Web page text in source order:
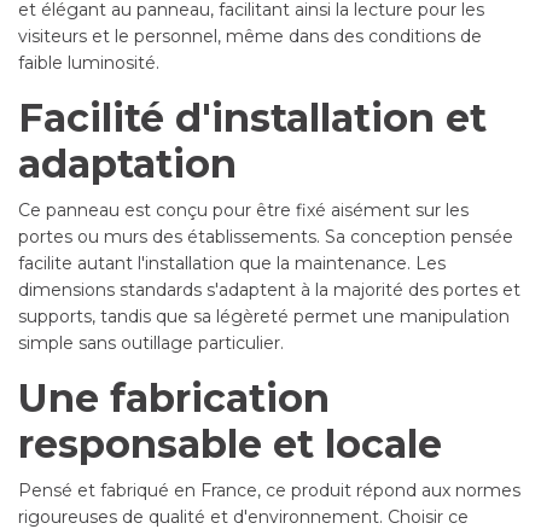
et élégant au panneau, facilitant ainsi la lecture pour les
visiteurs et le personnel, même dans des conditions de
faible luminosité.
Facilité d'installation et
adaptation
Ce panneau est conçu pour être fixé aisément sur les
portes ou murs des établissements. Sa conception pensée
facilite autant l'installation que la maintenance. Les
dimensions standards s'adaptent à la majorité des portes et
supports, tandis que sa légèreté permet une manipulation
simple sans outillage particulier.
Une fabrication
responsable et locale
Pensé et fabriqué en France, ce produit répond aux normes
rigoureuses de qualité et d'environnement. Choisir ce